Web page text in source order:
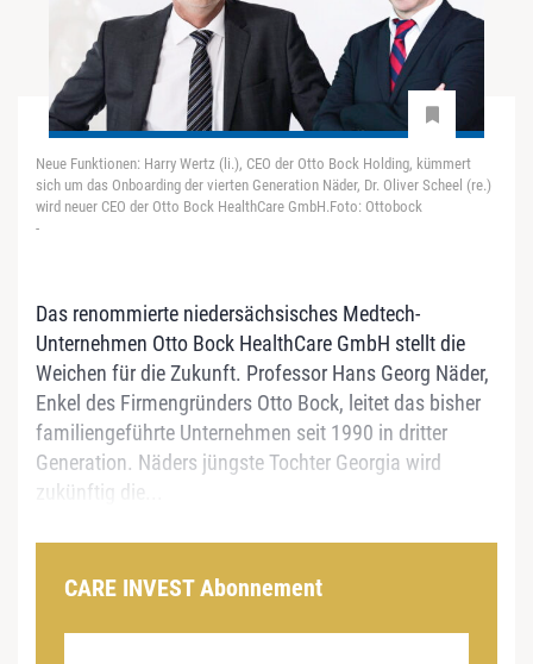
Neue Funktionen: Harry Wertz (li.), CEO der Otto Bock Holding, kümmert
sich um das Onboarding der vierten Generation Näder, Dr. Oliver Scheel (re.)
wird neuer CEO der Otto Bock HealthCare GmbH.Foto: Ottobock
-
Das renommierte niedersächsisches Medtech-
Unternehmen Otto Bock HealthCare GmbH stellt die
Weichen für die Zukunft. Professor Hans Georg Näder,
Enkel des Firmengründers Otto Bock, leitet das bisher
familiengeführte Unternehmen seit 1990 in dritter
Generation. Näders jüngste Tochter Georgia wird
zukünftig die...
CARE INVEST Abonnement